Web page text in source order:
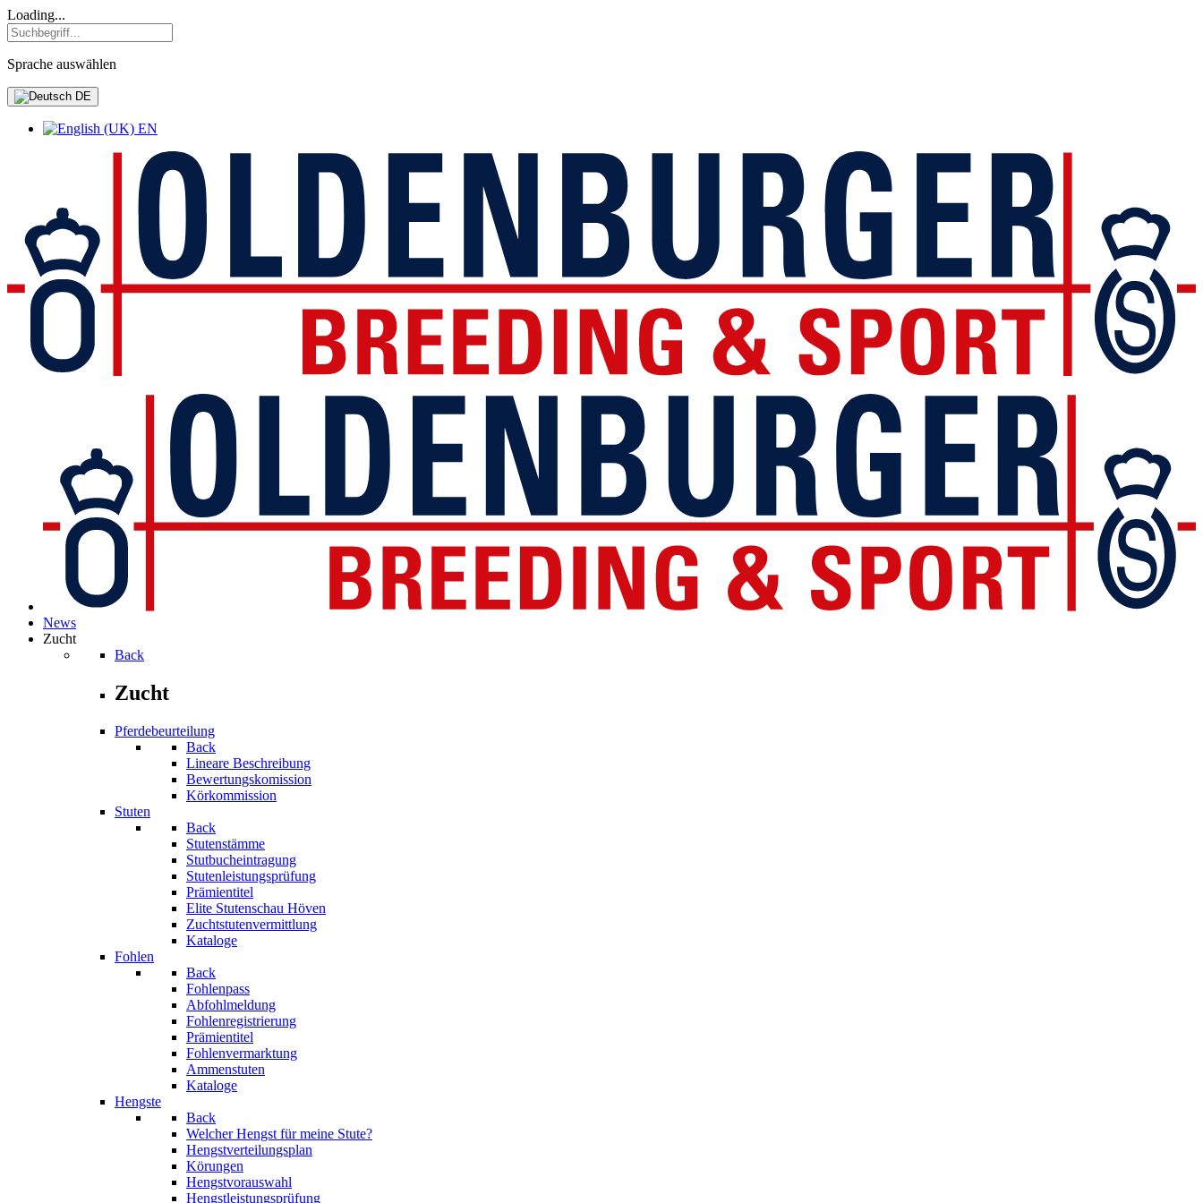
Loading...
Sprache auswählen
DE
EN
News
Zucht
Back
Zucht
Pferdebeurteilung
Back
Lineare Beschreibung
Bewertungskomission
Körkommission
Stuten
Back
Stutenstämme
Stutbucheintragung
Stutenleistungsprüfung
Prämientitel
Elite Stutenschau Höven
Zuchtstutenvermittlung
Kataloge
Fohlen
Back
Fohlenpass
Abfohlmeldung
Fohlenregistrierung
Prämientitel
Fohlenvermarktung
Ammenstuten
Kataloge
Hengste
Back
Welcher Hengst für meine Stute?
Hengstverteilungsplan
Körungen
Hengstvorauswahl
Hengstleistungsprüfung